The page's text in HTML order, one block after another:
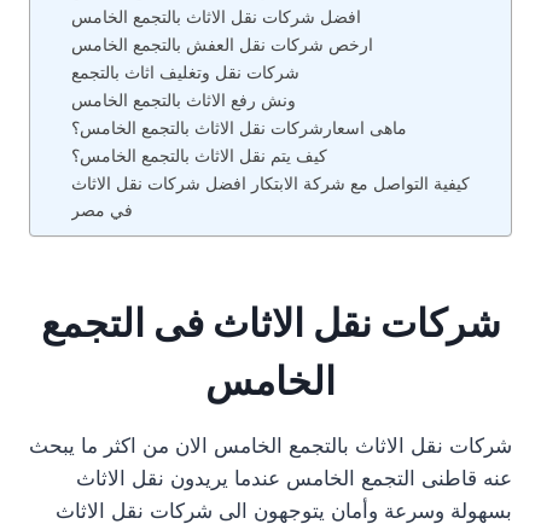
افضل شركات نقل الاثاث بالتجمع الخامس
ارخص شركات نقل العفش بالتجمع الخامس
شركات نقل وتغليف اثاث بالتجمع
ونش رفع الاثاث بالتجمع الخامس
ماهى اسعارشركات نقل الاثاث بالتجمع الخامس؟
كيف يتم نقل الاثاث بالتجمع الخامس؟
كيفية التواصل مع شركة الابتكار افضل شركات نقل الاثاث
في مصر
شركات نقل الاثاث فى التجمع
الخامس
شركات نقل الاثاث بالتجمع الخامس الان من اكثر ما يبحث
عنه قاطنى التجمع الخامس عندما يريدون نقل الاثاث
بسهولة وسرعة وأمان يتوجهون الى شركات نقل الاثاث